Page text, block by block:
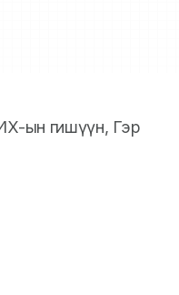
ын гишүүн, Гэр